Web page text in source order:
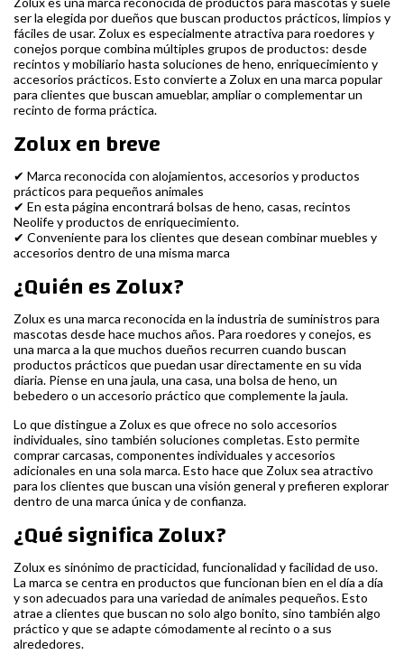
ser la elegida por dueños que buscan productos prácticos, limpios y
fáciles de usar. Zolux es especialmente atractiva para roedores y
conejos porque combina múltiples grupos de productos: desde
recintos y mobiliario hasta soluciones de heno, enriquecimiento y
accesorios prácticos. Esto convierte a Zolux en una marca popular
para clientes que buscan amueblar, ampliar o complementar un
recinto de forma práctica.
Zolux en breve
✔ Marca reconocida con alojamientos, accesorios y productos
prácticos para pequeños animales
✔ En esta página encontrará bolsas de heno, casas, recintos
Neolife y productos de enriquecimiento.
✔ Conveniente para los clientes que desean combinar muebles y
accesorios dentro de una misma marca
¿Quién es Zolux?
Zolux es una marca reconocida en la industria de suministros para
mascotas desde hace muchos años. Para roedores y conejos, es
una marca a la que muchos dueños recurren cuando buscan
productos prácticos que puedan usar directamente en su vida
diaria. Piense en una jaula, una casa, una bolsa de heno, un
bebedero o un accesorio práctico que complemente la jaula.
Lo que distingue a Zolux es que ofrece no solo accesorios
individuales, sino también soluciones completas. Esto permite
comprar carcasas, componentes individuales y accesorios
adicionales en una sola marca. Esto hace que Zolux sea atractivo
para los clientes que buscan una visión general y prefieren explorar
dentro de una marca única y de confianza.
¿Qué significa Zolux?
Zolux es sinónimo de practicidad, funcionalidad y facilidad de uso.
La marca se centra en productos que funcionan bien en el día a día
y son adecuados para una variedad de animales pequeños. Esto
atrae a clientes que buscan no solo algo bonito, sino también algo
práctico y que se adapte cómodamente al recinto o a sus
alrededores.